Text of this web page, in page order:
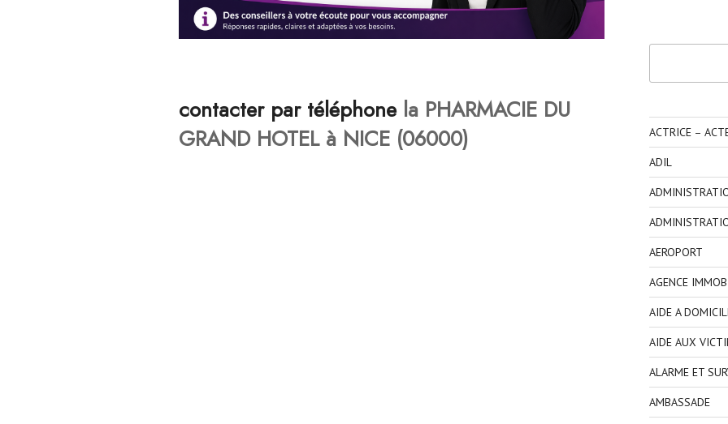
contacter par téléphonela PHARMACIE DU
GRAND HOTEL à NICE (06000)
ACTRICE –
ADIL
AEROPORT
AGENCE
AIDE A
AIDE AUX
ALARME ET
AMBASSADE